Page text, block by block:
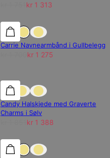
kr 1 313
25% rabatt
25% rabatt
Carrie Navnearmbånd i Gullbelegg
kr 1 275
25% rabatt
25% rabatt
Candy Halskjede med Graverte
Charms i Sølv
kr 1 388
25% rabatt
25% rabatt